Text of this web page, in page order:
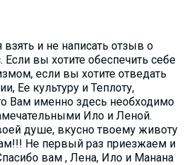
взять и не написать отзыв о
вы хотите обеспечить себе
если вы хотите отведать
Ее культуру и Теплоту,
Вам именно здесь необходимо
Ило и Леной.
душе, вкусно твоему животу
Не первый раз приезжаем и
вам , Лена, Ило и Манана